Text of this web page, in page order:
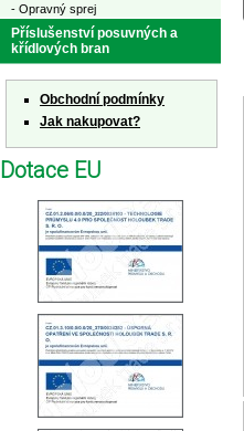
- Opravný sprej
Příslušenství posuvných a
křídlových bran
Obchodní podmínky
Jak nakupovat?
Dotace EU